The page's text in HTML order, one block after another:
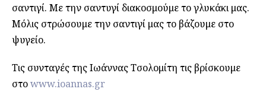
σαντιγί. Με την σαντυγί διακοσμούμε το γλυκάκι μας.
Μόλις στρώσουμε την σαντιγί μας το βάζουμε στο
ψυγείο.
Τις συνταγές της Ιωάννας Τσολομίτη τις βρίσκουμε
στοwww.ioannas.gr